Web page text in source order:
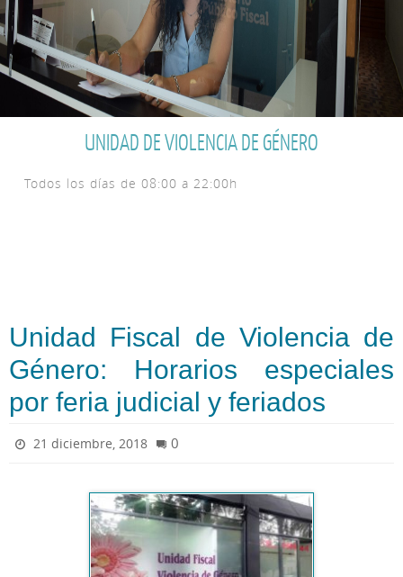
UNIDAD DE VIOLENCIA DE GÉNERO
Todos los días de 08:00 a 22:00h
Unidad Fiscal de Violencia de
Género: Horarios especiales
por feria judicial y feriados
21 diciembre, 2018 0